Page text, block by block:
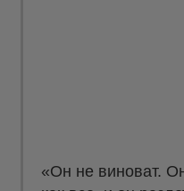
«Он не виноват.